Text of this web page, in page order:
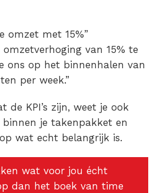
omzet met 15%”
omzetverhoging van 15% te
ons op het binnenhalen van
per week.”
de KPI’s zijn, weet je ook
binnen je takenpakket en
wat echt belangrijk is.
wat voor jou écht
dan het boek van time